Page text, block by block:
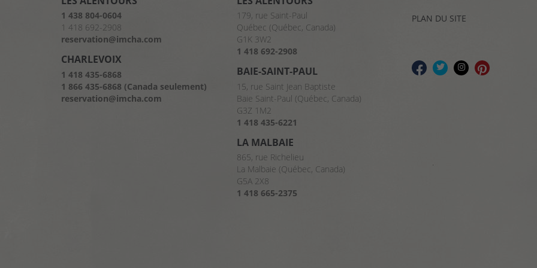
1 438 804-0604
1 418 692-2908
reservation@imcha.com
CHARLEVOIX
1 418 435-6868
1 866 435-6868 (Canada seulement)
reservation@imcha.com
179, rue Saint-Paul
Québec (Québec, Canada)
G1K 3W2
1 418 692-2908
BAIE-SAINT-PAUL
15, rue Saint Jean Baptiste
Baie Saint-Paul (Québec, Canada)
G3Z 1M2
1 418 435-6221
LA MALBAIE
865, rue Richelieu
La Malbaie (Québec, Canada)
G5A 2X8
1 418 665-2375
PLAN DU SITE